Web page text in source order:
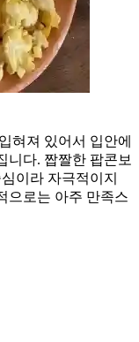
혀져 있어서 입안에
니다. 짭짤한 팝콘보
이라 자극적이지
으로는 아주 만족스